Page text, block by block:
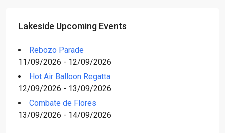
Lakeside Upcoming Events
Rebozo Parade
11/09/2026 - 12/09/2026
Hot Air Balloon Regatta
12/09/2026 - 13/09/2026
Combate de Flores
13/09/2026 - 14/09/2026